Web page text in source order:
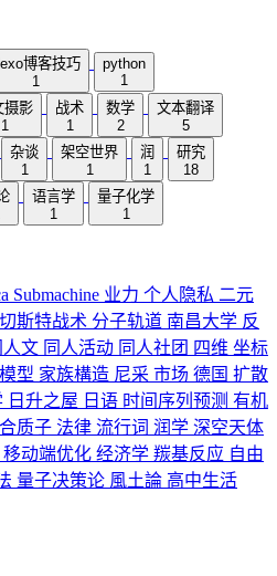
博客技巧
1
python
1
摄影
1
战术
1
数学
2
文本翻译
5
杂谈
1
架空世界
1
润
1
研究
18
语言学
1
量子化学
1
Submachine 业力 个人隐私 二元
斯特战术 分子轨道 南昌大学 反
人文 同人活动 同人社团 四维 坐标
型 家族構造 尼采 市场 德国 扩散
日升之屋 日语 时间序列预测 有机
质子 法律 流行词 润学 深空天体
移动端优化 经济学 羰基反应 自由
量子决策论 風土論 高中生活